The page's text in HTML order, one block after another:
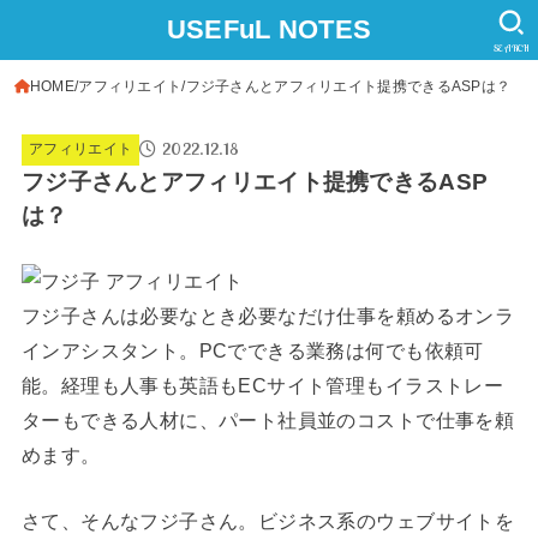
USEFuL NOTES
SEARCH
HOME アフィリエイト フジ子さんとアフィリエイト提携できるASPは？
アフィリエイト 2022.12.18
フジ子さんとアフィリエイト提携できるASP
は？
フジ子さんは必要なとき必要なだけ仕事を頼めるオンラ
インアシスタント。PCでできる業務は何でも依頼可
能。経理も人事も英語もECサイト管理もイラストレー
ターもできる人材に、パート社員並のコストで仕事を頼
めます。
さて、そんなフジ子さん。ビジネス系のウェブサイトを